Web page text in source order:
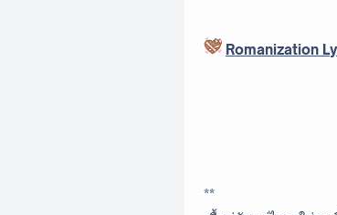
Romanization
**